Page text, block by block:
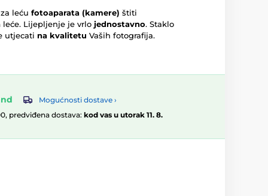
leću fotoaparata (kamere) štiti
leće. Lijepljenje je vrlo jednostavno. Staklo
utjecati na kvalitetu Vaših fotografija.
Mogućnosti dostave ›
predviđena dostava: kod vas u utorak 11. 8.